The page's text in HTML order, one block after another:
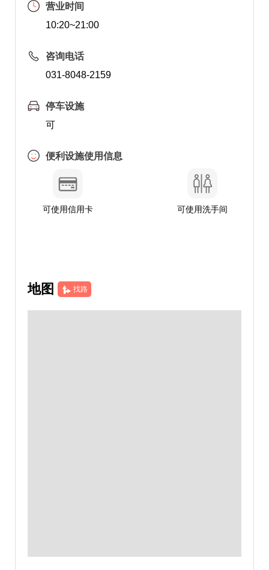
营业时间
10:20~21:00
咨询电话
031-8048-2159
停车设施
可
便利设施使用信息
可使用信用卡 可使用洗手间
地图 找路